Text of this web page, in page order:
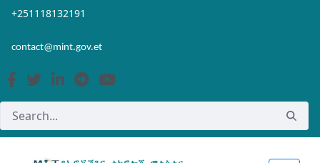
Skip to Main Content
Open Accessibility Menu
+251118132191
contact@mint.gov.et